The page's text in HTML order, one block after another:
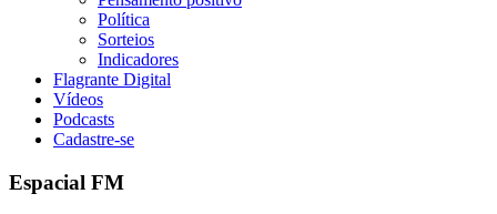
Política
Sorteios
Indicadores
Flagrante Digital
Vídeos
Podcasts
Cadastre-se
Espacial FM